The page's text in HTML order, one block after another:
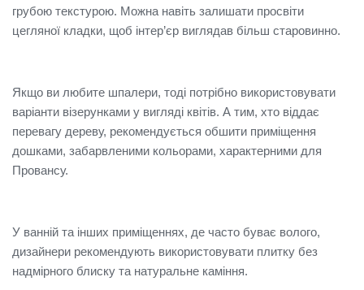
грубою текстурою. Можна навіть залишати просвіти
цегляної кладки, щоб інтер’єр виглядав більш старовинно.
Якщо ви любите шпалери, тоді потрібно використовувати
варіанти візерунками у вигляді квітів. А тим, хто віддає
перевагу дереву, рекомендується обшити приміщення
дошками, забарвленими кольорами, характерними для
Провансу.
У ванній та інших приміщеннях, де часто буває волого,
дизайнери рекомендують використовувати плитку без
надмірного блиску та натуральне каміння.